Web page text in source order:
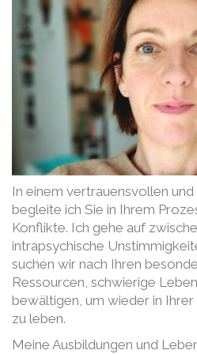
In einem vertrauensvollen
begleite ich Sie in Ihrem
Konflikte. Ich gehe auf
intrapsychische
suchen wir nach Ihren
Ressourcen, schwierige
bewältigen, um wieder in
zu leben.
Meine Ausbildungen und